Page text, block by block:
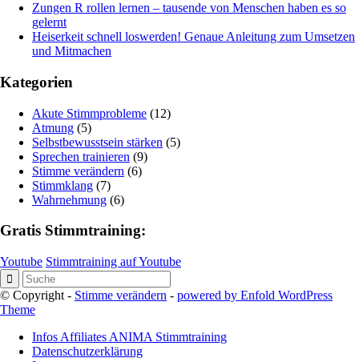
Zungen R rollen lernen – tausende von Menschen haben es so
gelernt
Heiserkeit schnell loswerden! Genaue Anleitung zum Umsetzen
und Mitmachen
Kategorien
Akute Stimmprobleme (12)
Atmung (5)
Selbstbewusstsein stärken (5)
Sprechen trainieren (9)
Stimme verändern (6)
Stimmklang (7)
Wahrnehmung (6)
Gratis Stimmtraining:
Youtube Stimmtraining auf Youtube
© Copyright - Stimme verändern - powered by Enfold WordPress
Theme
Infos Affiliates ANIMA Stimmtraining
Datenschutzerklärung